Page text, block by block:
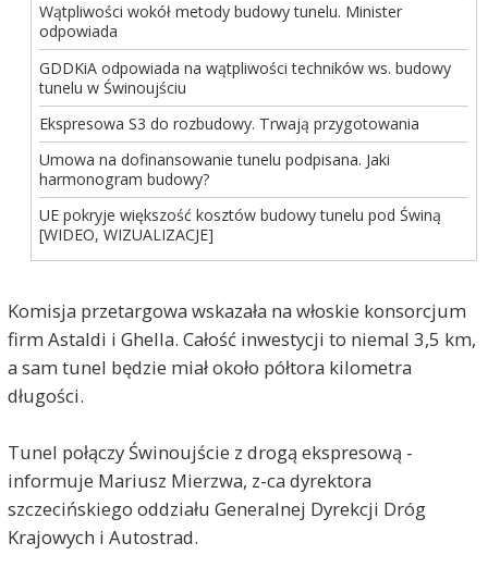
Wątpliwości wokół metody budowy tunelu. Minister
odpowiada
GDDKiA odpowiada na wątpliwości techników ws. budowy
tunelu w Świnoujściu
Ekspresowa S3 do rozbudowy. Trwają przygotowania
Umowa na dofinansowanie tunelu podpisana. Jaki
harmonogram budowy?
UE pokryje większość kosztów budowy tunelu pod Świną
[WIDEO, WIZUALIZACJE]
Komisja przetargowa wskazała na włoskie konsorcjum
firm Astaldi i Ghella. Całość inwestycji to niemal 3,5 km,
a sam tunel będzie miał około półtora kilometra
długości.
Tunel połączy Świnoujście z drogą ekspresową -
informuje Mariusz Mierzwa, z-ca dyrektora
szczecińskiego oddziału Generalnej Dyrekcji Dróg
Krajowych i Autostrad.